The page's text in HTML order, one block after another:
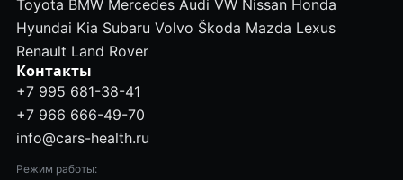
Toyota BMW Mercedes Audi VW Nissan Honda
Hyundai Kia Subaru Volvo Škoda Mazda Lexus
Renault Land Rover
Контакты
+7 995 681-38-41
+7 966 666-49-70
info@cars-health.ru
Режим работы: